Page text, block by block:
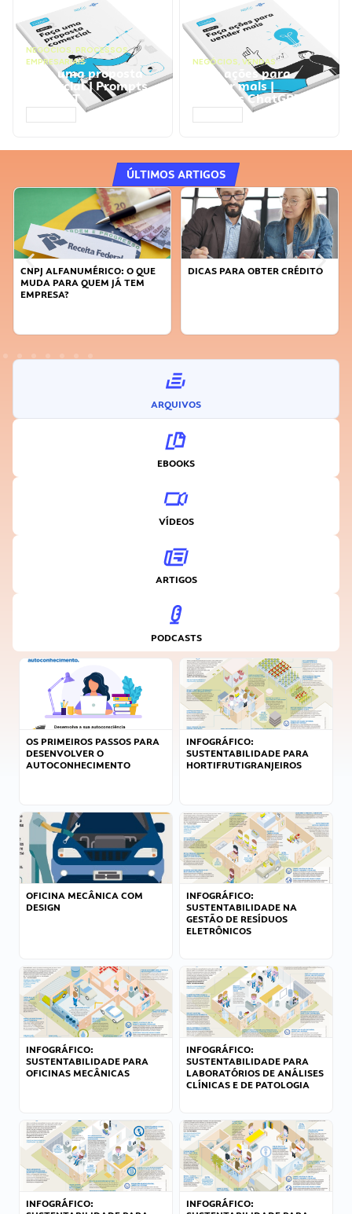
NEGÓCIOS, PROCESSOS
EMPRESARIAIS
Faça uma proposta
comercial | Prompts
ChatGPT
NEGÓCIOS, VENDAS
Faça ações para
vender mais |
Prompts ChatGPT
ÚLTIMOS ARTIGOS
CNPJ ALFANUMÉRICO: O QUE
MUDA PARA QUEM JÁ TEM
EMPRESA?
DICAS PARA OBTER CRÉDITO
ARQUIVOS
EBOOKS
VÍDEOS
ARTIGOS
PODCASTS
OS PRIMEIROS PASSOS PARA
DESENVOLVER O
AUTOCONHECIMENTO
INFOGRÁFICO:
SUSTENTABILIDADE PARA
HORTIFRUTIGRANJEIROS
OFICINA MECÂNICA COM
DESIGN
INFOGRÁFICO:
SUSTENTABILIDADE NA
GESTÃO DE RESÍDUOS
ELETRÔNICOS
INFOGRÁFICO:
SUSTENTABILIDADE PARA
OFICINAS MECÂNICAS
INFOGRÁFICO:
SUSTENTABILIDADE PARA
LABORATÓRIOS DE ANÁLISES
CLÍNICAS E DE PATOLOGIA
INFOGRÁFICO:
INFOGRÁFICO: